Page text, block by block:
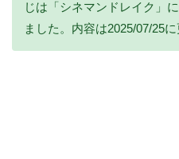
じは「シネマンドレイク」
ました。内容は2025/07/25